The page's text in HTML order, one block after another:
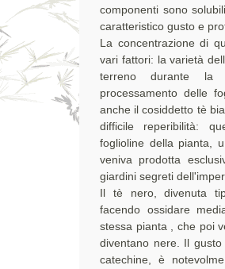
componenti sono
caratteristico gusto e
La concentrazione di
vari fattori: la varietà
terreno durante
processamento delle
anche il cosiddetto tè
difficile reperibilità:
foglioline della pianta,
veniva prodotta
giardini segreti
Il tè nero, divenuta
facendo ossidare
stessa pianta , che poi
diventano nere. Il
catechine, è